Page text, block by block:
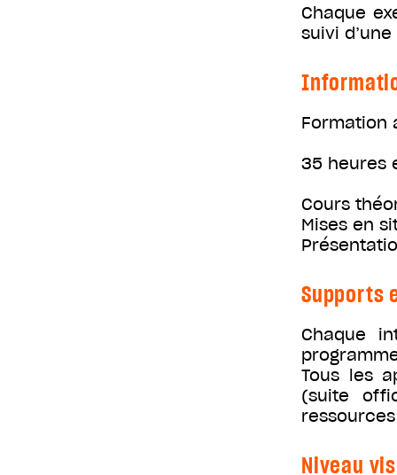
Chaque
suivi
Formation
35 heures
Cours
Mises en
Supports
Chaque
Tous les
(suite
Niveau